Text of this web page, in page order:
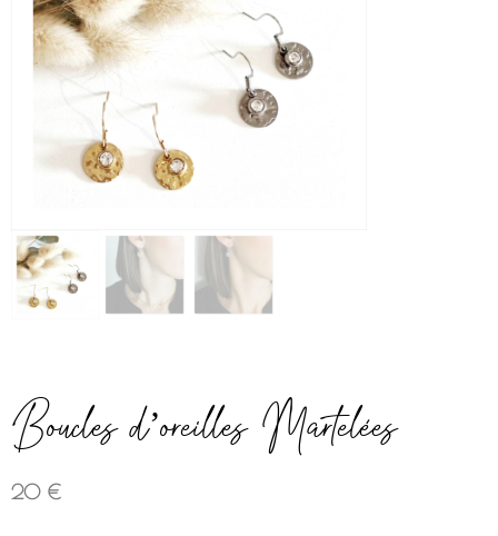
Boucles d’oreilles Martelées
20 €